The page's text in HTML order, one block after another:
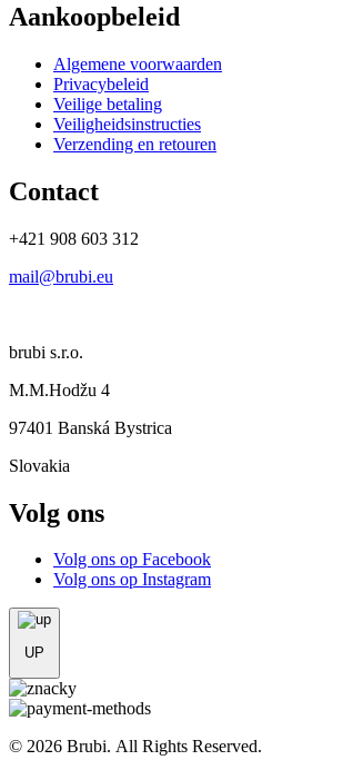
Aankoopbeleid
Algemene voorwaarden
Privacybeleid
Veilige betaling
Veiligheidsinstructies
Verzending en retouren
Contact
+421 908 603 312
mail@brubi.eu
brubi s.r.o.
M.M.Hodžu 4
97401 Banská Bystrica
Slovakia
Volg ons
Volg ons op Facebook
Volg ons op Instagram
UP
© 2026 Brubi. All Rights Reserved.